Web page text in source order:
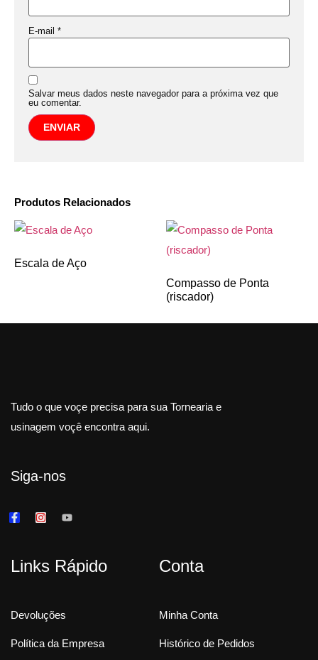
Produtos Relacionados
Escala de Aço
Compasso de Ponta
(riscador)
E-mail *
Salvar meus dados neste navegador para a próxima vez que
eu comentar.
Tudo o que voçe precisa para sua Tornearia e
usinagem voçê encontra aqui.
Siga-nos
Links Rápido
Devoluções
Política da Empresa
Conta
Minha Conta
Histórico de Pedidos